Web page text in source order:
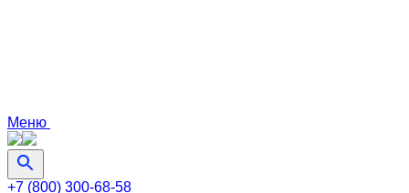
Меню
+7 (800) 300-68-58